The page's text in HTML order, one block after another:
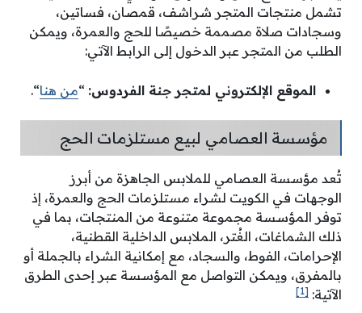
تشمل منتجات المتجر شراشف، قمصان، فساتين،
وسجادات صلاة مصممة خصيصًا للحج والعمرة، ويمكن
الطلب من المتجر عبر الدخول إلى الرابط الآتي:
الموقع الإلكتروني لمتجر جنة الفردوس: “من هنا“.
مؤسسة العصامي لبيع مستلزمات الحج
تُعد مؤسسة العصامي للملابس الجاهزة من أبرز
الوجهات في الكويت لشراء مستلزمات الحج والعمرة، إذ
توفر المؤسسة مجموعة متنوعة من المنتجات، بما في
ذلك الشماغات، الغُتر، الملابس الداخلية القطنية،
الإحرامات، الفوط، والسجاد، مع إمكانية الشراء بالجملة أو
بالمفرق، ويمكن التواصل مع المؤسسة عبر إحدى الطرق
الآتية: [1]